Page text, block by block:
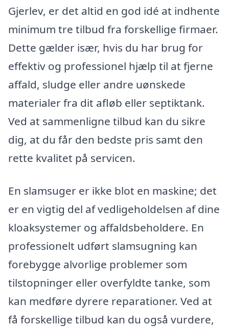
Gjerlev, er det altid en god idé at indhente
minimum tre tilbud fra forskellige firmaer.
Dette gælder især, hvis du har brug for
effektiv og professionel hjælp til at fjerne
affald, sludge eller andre uønskede
materialer fra dit afløb eller septiktank.
Ved at sammenligne tilbud kan du sikre
dig, at du får den bedste pris samt den
rette kvalitet på servicen.
En slamsuger er ikke blot en maskine; det
er en vigtig del af vedligeholdelsen af dine
kloaksystemer og affaldsbeholdere. En
professionelt udført slamsugning kan
forebygge alvorlige problemer som
tilstopninger eller overfyldte tanke, som
kan medføre dyrere reparationer. Ved at
få forskellige tilbud kan du også vurdere,